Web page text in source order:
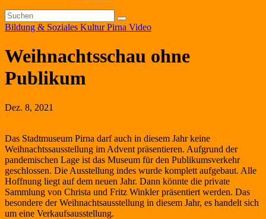
Bildung & Soziales KulturPirna Video
Weihnachtsschau ohne
Publikum
Dez. 8, 2021
Das Stadtmuseum Pirna darf auch in diesem Jahr keine
Weihnachtssausstellung im Advent präsentieren. Aufgrund der
pandemischen Lage ist das Museum für den Publikumsverkehr
geschlossen. Die Ausstellung indes wurde komplett aufgebaut. Alle
Hoffnung liegt auf dem neuen Jahr. Dann könnte die private
Sammlung von Christa und Fritz Winkler präsentiert werden. Das
besondere der Weihnachtsausstellung in diesem Jahr, es handelt sich
um eine Verkaufsausstellung.